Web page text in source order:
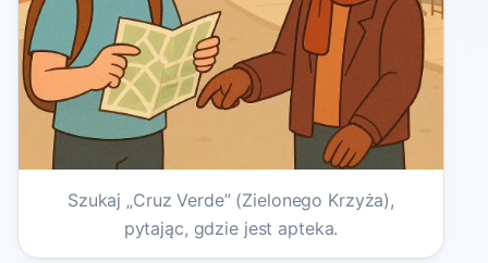
Szukaj „Cruz Verde” (Zielonego Krzyża),
pytając, gdzie jest apteka.